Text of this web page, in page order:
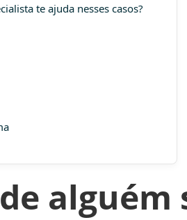
te ajuda nesses casos?
alguém